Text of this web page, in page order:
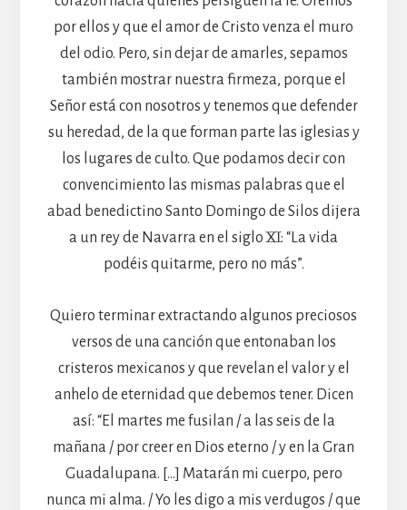
por ellos y que el amor de Cristo venza el muro
del odio. Pero, sin dejar de amarles, sepamos
también mostrar nuestra firmeza, porque el
Señor está con nosotros y tenemos que defender
su heredad, de la que forman parte las iglesias y
los lugares de culto. Que podamos decir con
convencimiento las mismas palabras que el
abad benedictino Santo Domingo de Silos dijera
a un rey de Navarra en el siglo XI: “La vida
podéis quitarme, pero no más”.
Quiero terminar extractando algunos preciosos
versos de una canción que entonaban los
cristeros mexicanos y que revelan el valor y el
anhelo de eternidad que debemos tener. Dicen
así: “El martes me fusilan / a las seis de la
mañana / por creer en Dios eterno / y en la Gran
Guadalupana. […] Matarán mi cuerpo, pero
nunca mi alma. / Yo les digo a mis verdugos / que